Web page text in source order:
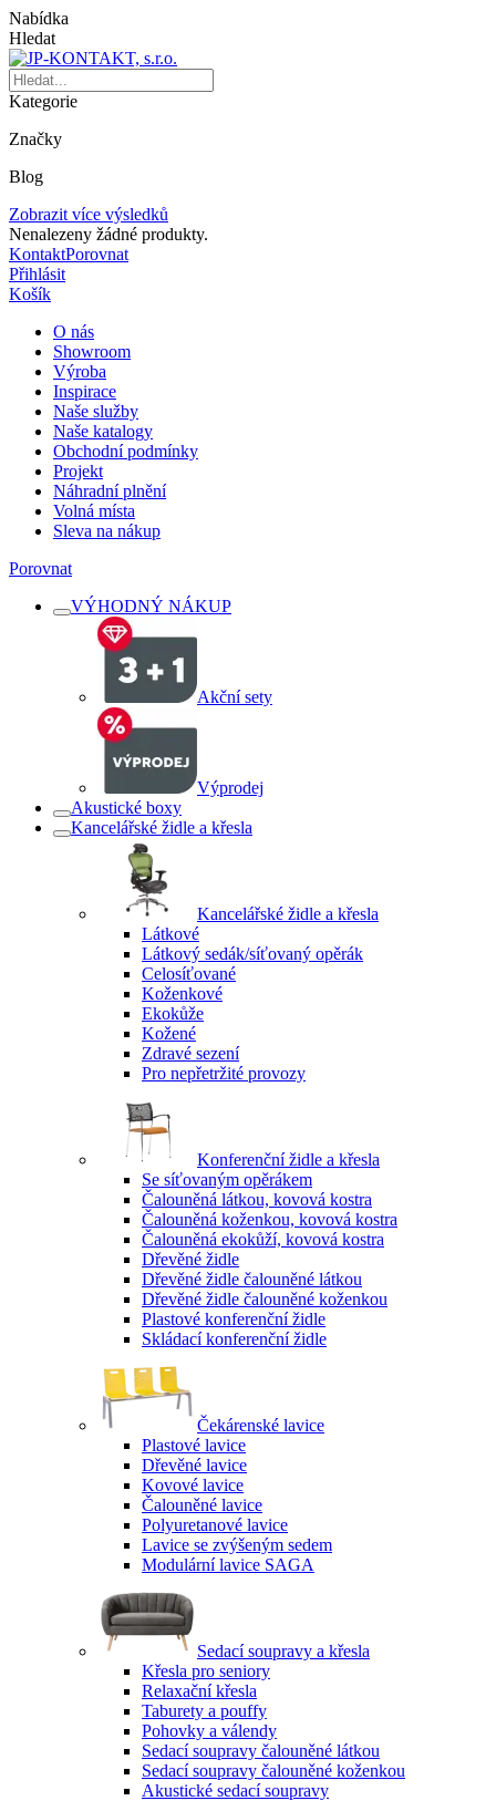
Nabídka
Hledat
Kategorie
Značky
Blog
Zobrazit více výsledků
Nenalezeny žádné produkty.
KontaktPorovnat
Přihlásit
Košík
O nás
Showroom
Výroba
Inspirace
Naše služby
Naše katalogy
Obchodní podmínky
Projekt
Náhradní plnění
Volná místa
Sleva na nákup
Porovnat
VÝHODNÝ NÁKUP
Akční sety
Výprodej
Akustické boxy
Kancelářské židle a křesla
Kancelářské židle a křesla
Látkové
Látkový sedák/síťovaný opěrák
Celosíťované
Koženkové
Ekokůže
Kožené
Zdravé sezení
Pro nepřetržité provozy
Konferenční židle a křesla
Se síťovaným opěrákem
Čalouněná látkou, kovová kostra
Čalouněná koženkou, kovová kostra
Čalouněná ekokůží, kovová kostra
Dřevěné židle
Dřevěné židle čalouněné látkou
Dřevěné židle čalouněné koženkou
Plastové konferenční židle
Skládací konferenční židle
Čekárenské lavice
Plastové lavice
Dřevěné lavice
Kovové lavice
Čalouněné lavice
Polyuretanové lavice
Lavice se zvýšeným sedem
Modulární lavice SAGA
Sedací soupravy a křesla
Křesla pro seniory
Relaxační křesla
Taburety a pouffy
Pohovky a válendy
Sedací soupravy čalouněné látkou
Sedací soupravy čalouněné koženkou
Akustické sedací soupravy